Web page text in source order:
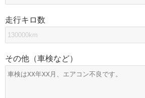
走行キロ数
その他（車検など）